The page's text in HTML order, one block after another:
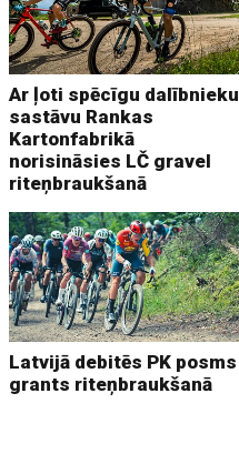
Ar ļoti spēcīgu dalībnieku
sastāvu Rankas
Kartonfabrikā
norisināsies LČ gravel
riteņbraukšanā
Latvijā debitēs PK posms
grants riteņbraukšanā